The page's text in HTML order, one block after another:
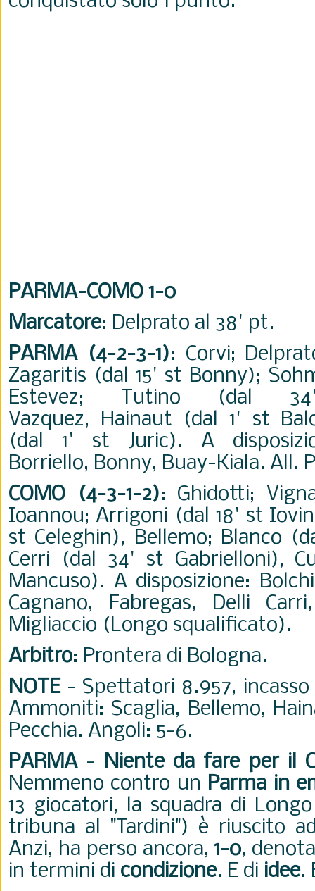
PARMA-COMO 1-0
Marcatore: Delprato al 38' pt.
PARMA (4-2-3-1): Corvi;
Zagaritis (dal 15' st Bonny);
Estevez; Tutino (dal
Vazquez, Hainaut (dal 1' st
(dal 1' st Juric). A
Borriello, Bonny, Buay-Kiala. All.
COMO (4-3-1-2): Ghidotti;
Ioannou; Arrigoni (dal 18' st
st Celeghin), Bellemo; Blanco
Cerri (dal 34' st Gabrielloni),
Mancuso). A disposizione:
Cagnano, Fabregas, Delli
Migliaccio (Longo squalificato).
Arbitro: Prontera di Bologna.
NOTE - Spettatori 8.957, incasso
Ammoniti: Scaglia, Bellemo,
Pecchia. Angoli: 5-6.
PARMA - Niente da fare per il
Nemmeno contro un Parma in
13 giocatori, la squadra di
tribuna al "Tardini") è riuscito
Anzi, ha perso ancora,1-0,
in termini di condizione. E di idee.